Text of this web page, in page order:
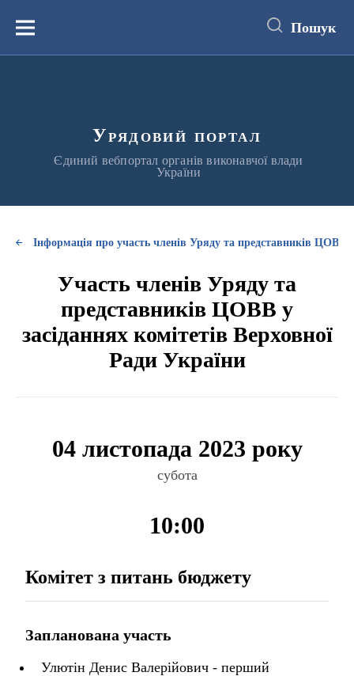
вмістуМеню Пошук
Урядовий портал
Єдиний вебпортал органів виконавчої влади
України
Інформація про участь членів Уряду та представників ЦОВВ
Участь членів Уряду та
представників ЦОВВ у
засіданнях комітетів Верховної
Ради України
04 листопада 2023 року
субота
10:00
Комітет з питань бюджету
Запланована участь
Улютін Денис Валерійович - перший